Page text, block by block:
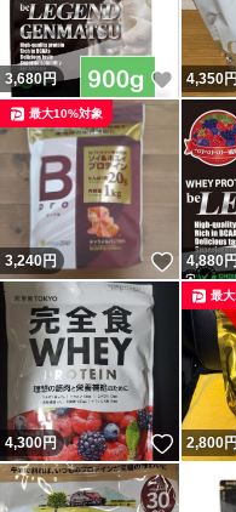
3,680円 いい
4,350円
3,240円 いいね
最大10%対象
4,880円
4,300円 いい
2,800円
最